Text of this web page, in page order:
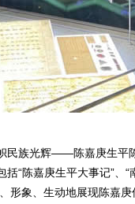
民族光辉——陈嘉庚生平
“陈嘉庚生平大事记”、“
形象、生动地展现陈嘉